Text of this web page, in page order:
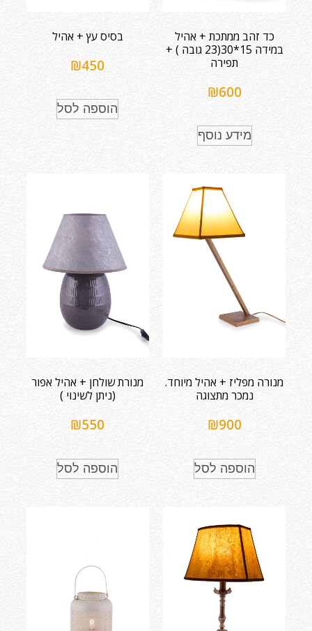
כד זהב ממתכת + אהיל
במידה 15*30(23 גובה ) +
תפירה
₪600
מידע נוסף
בסיס עץ + אהיל
₪450
הוספה לסל
מנורה מפליז + אהיל מיוחד.
נמכר מתצוגה
₪900
הוספה לסל
מנורת שולחן + אהיל אפור
(ניתן לשינוי )
₪550
הוספה לסל